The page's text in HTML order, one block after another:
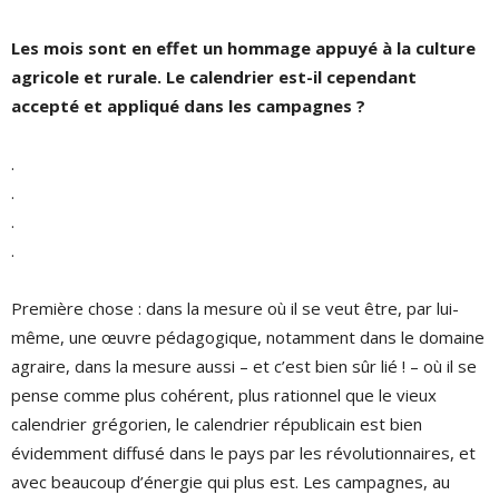
Les mois sont en effet un hommage appuyé à la culture
agricole et rurale. Le calendrier est-il cependant
accepté et appliqué dans les campagnes ?
.
.
.
.
Première chose : dans la mesure où il se veut être, par lui-
même, une œuvre pédagogique, notamment dans le domaine
agraire, dans la mesure aussi – et c’est bien sûr lié ! – où il se
pense comme plus cohérent, plus rationnel que le vieux
calendrier grégorien, le calendrier républicain est bien
évidemment diffusé dans le pays par les révolutionnaires, et
avec beaucoup d’énergie qui plus est. Les campagnes, au